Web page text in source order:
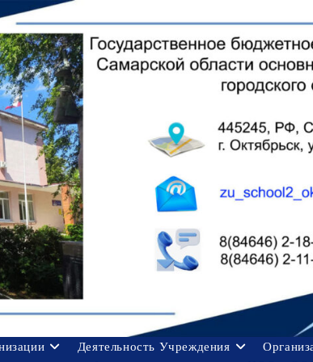
Деятельность Учреждения